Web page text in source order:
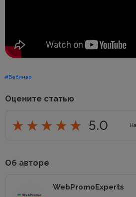
#Вебинар
Оцените статью
5.0
Об авторе
WebPromoExperts